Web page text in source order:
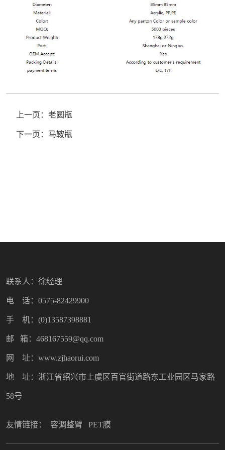
上一页： 老圆瓶
下一页： 马鞍瓶
联系人：徐经理
电 话：0575-82429900
手 机：(0)13587398881
邮 箱：468167559@qq.com
网 址：www.zjhaorui.com
地 址：浙江省绍兴市上虞区百官街道路东工业园区马家路
58号
友情链接： 容调整臂 PET膜